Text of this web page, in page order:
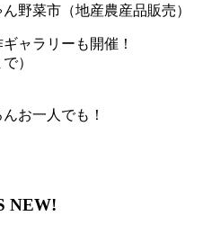
菜市（地産農産品販売）
ャラリーも開催！
）
お一人でも！
NEW!